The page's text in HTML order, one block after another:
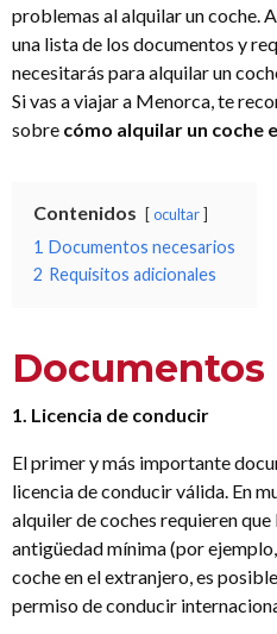
problemas al alquilar un coche.
una lista de los documentos y
necesitarás para alquilar un
Si vas a viajar a Menorca, te
sobre cómo alquilar un coche
Contenidos ocultar
1 Documentos necesarios
2 Requisitos adicionales
Documentos
1. Licencia de conducir
El primer y más importante
licencia de conducir válida. En
alquiler de coches requieren que
antigüedad mínima (por ejemplo,
coche en el extranjero, es
permiso de conducir